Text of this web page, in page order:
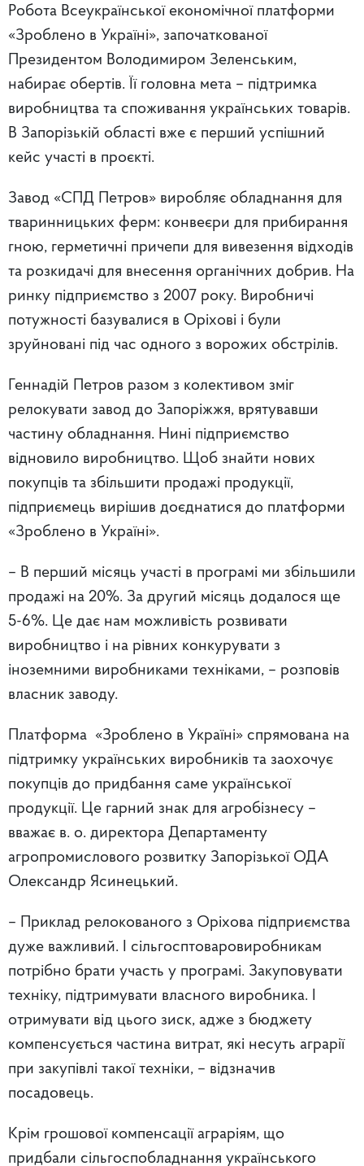
Робота Всеукраїнської економічної платформи
«Зроблено в Україні», започаткованої
Президентом Володимиром Зеленським,
набирає обертів. Її головна мета – підтримка
виробництва та споживання українських товарів.
В Запорізькій області вже є перший успішний
кейс участі в проєкті.
Завод «СПД Петров» виробляє обладнання для
тваринницьких ферм: конвеєри для прибирання
гною, герметичні причепи для вивезення відходів
та розкидачі для внесення органічних добрив. На
ринку підприємство з 2007 року. Виробничі
потужності базувалися в Оріхові і були
зруйновані під час одного з ворожих обстрілів.
Геннадій Петров разом з колективом зміг
релокувати завод до Запоріжжя, врятувавши
частину обладнання. Нині підприємство
відновило виробництво. Щоб знайти нових
покупців та збільшити продажі продукції,
підприємець вирішив доєднатися до платформи
«Зроблено в Україні».
– В перший місяць участі в програмі ми збільшили
продажі на 20%. За другий місяць додалося ще
5-6%. Це дає нам можливість розвивати
виробництво і на рівних конкурувати з
іноземними виробниками техніками, – розповів
власник заводу.
Платформа «Зроблено в Україні» спрямована на
підтримку українських виробників та заохочує
покупців до придбання саме української
продукції. Це гарний знак для агробізнесу –
вважає в. о. директора Департаменту
агропромислового розвитку Запорізької ОДА
Олександр Ясинецький.
– Приклад релокованого з Оріхова підприємства
дуже важливий. І сільгосптоваровиробникам
потрібно брати участь у програмі. Закуповувати
техніку, підтримувати власного виробника. І
отримувати від цього зиск, адже з бюджету
компенсується частина витрат, які несуть аграрії
при закупівлі такої техніки, – відзначив
посадовець.
Крім грошової компенсації аграріям, що
придбали сільгоспобладнання українського